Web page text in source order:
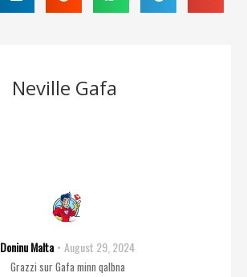
Neville Gafa
Doninu Malta August 29, 2024
Grazzi sur Gafa minn qalbna